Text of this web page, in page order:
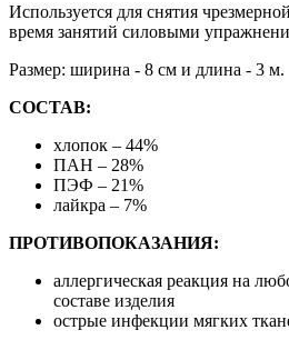
Используется для снятия
время занятий силовыми
Размер: ширина - 8 см и длина - 3 м.
СОСТАВ:
хлопок – 44%
ПАН – 28%
ПЭФ – 21%
лайкра – 7%
ПРОТИВОПОКАЗАНИЯ:
аллергическая реакция на
составе изделия
острые инфекции мягких